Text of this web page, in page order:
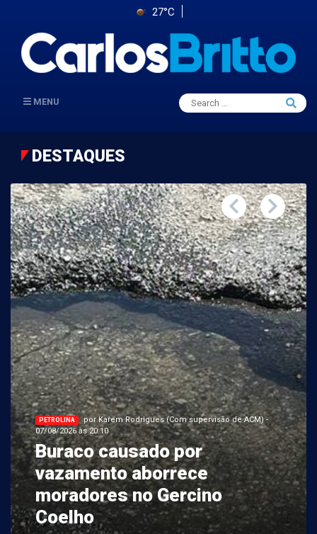
27°C
MENU
Search
for:
Search
DESTAQUES
PETROLINA
por Karem Rodrigues (Com supervisão de ACM) -
07/08/2026 às 20:10
Buraco causado por
vazamento aborrece
moradores no Gercino
Coelho